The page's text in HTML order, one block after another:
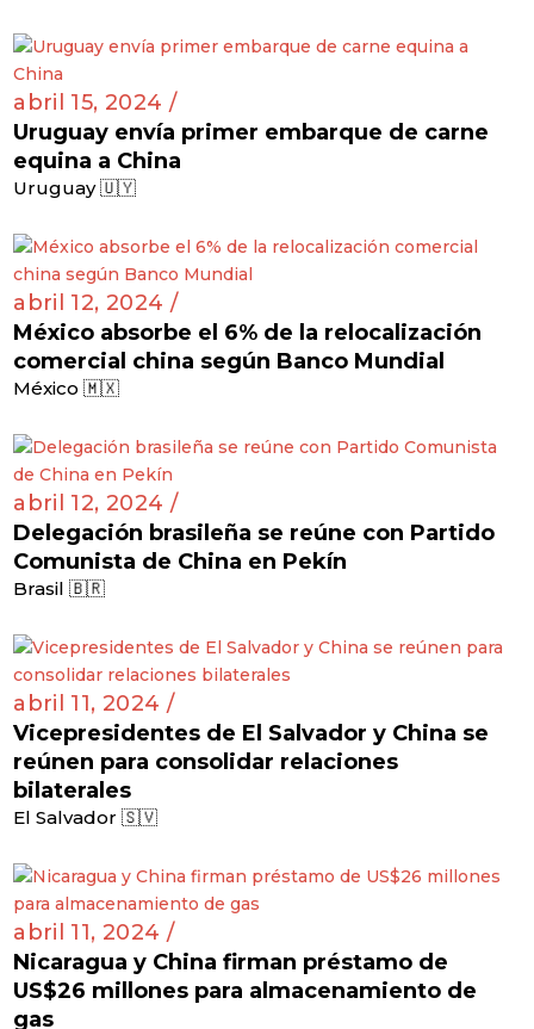
abril 15, 2024 /
Uruguay envía primer embarque de carne
equina a China
Uruguay 🇺🇾
abril 12, 2024 /
México absorbe el 6% de la relocalización
comercial china según Banco Mundial
México 🇲🇽
abril 12, 2024 /
Delegación brasileña se reúne con Partido
Comunista de China en Pekín
Brasil 🇧🇷
abril 11, 2024 /
Vicepresidentes de El Salvador y China se
reúnen para consolidar relaciones
bilaterales
El Salvador 🇸🇻
abril 11, 2024 /
Nicaragua y China firman préstamo de
US$26 millones para almacenamiento de
gas